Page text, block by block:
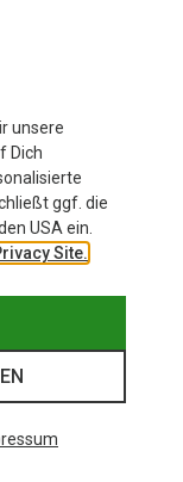
unsere
Dich
ggf. die
USA ein.
Site.